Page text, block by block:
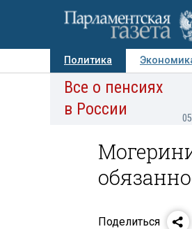
Политика
Авторы Персоны
Все о пенсиях
в России
Поделиться